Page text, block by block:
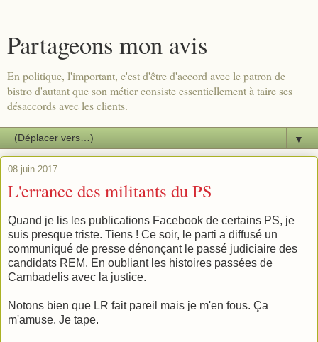
Partageons mon avis
En politique, l'important, c'est d'être d'accord avec le patron de
bistro d'autant que son métier consiste essentiellement à taire ses
désaccords avec les clients.
▼
08 juin 2017
L'errance des militants du PS
Quand je lis les publications Facebook de certains PS, je
suis presque triste. Tiens ! Ce soir, le parti a diffusé un
communiqué de presse dénonçant le passé judiciaire des
candidats REM. En oubliant les histoires passées de
Cambadelis avec la justice.
Notons bien que LR fait pareil mais je m'en fous. Ça
m'amuse. Je tape.